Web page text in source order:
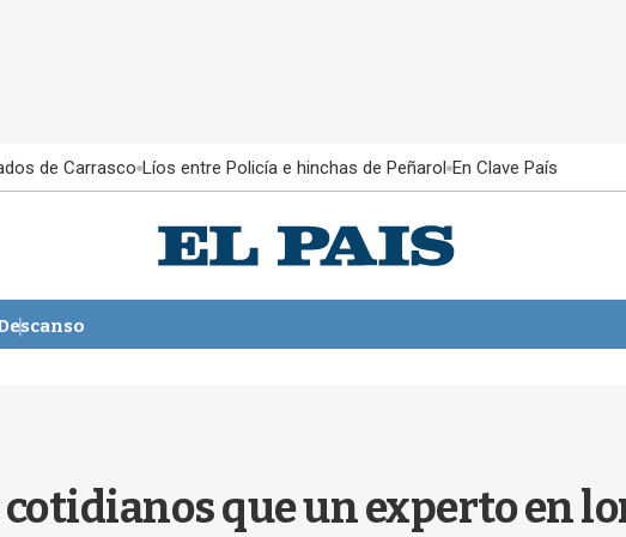
de Carrasco Líos entre Policía e hinchas de Peñarol En Clave País
que un experto en